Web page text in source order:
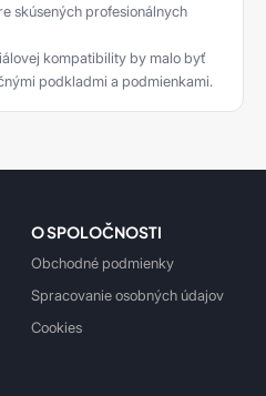
skúsených profesionálnych
kompatibility by malo byť
podkladmi a podmienkami.
O SPOLOČNOSTI
Obchodné podmienky
Spracovanie osobných údajov
Cookies